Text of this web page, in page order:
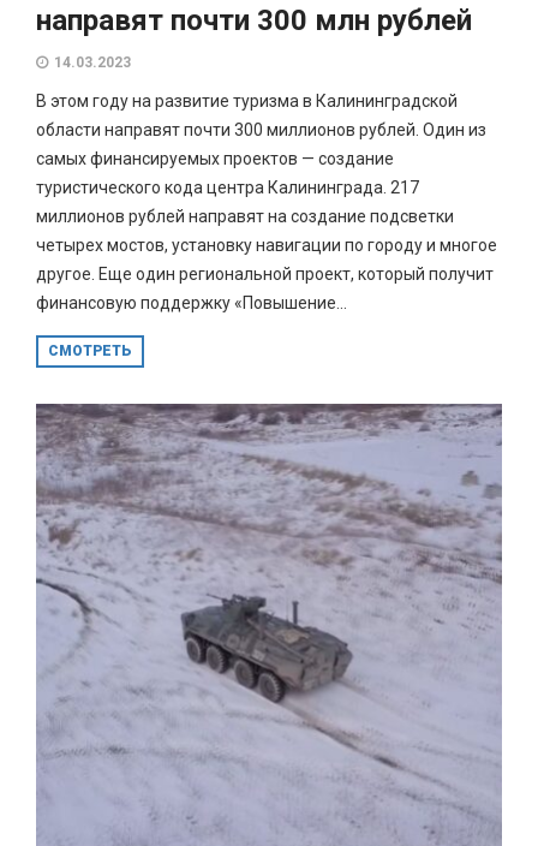
направят почти 300 млн рублей
14.03.2023
В этом году на развитие туризма в Калининградской
области направят почти 300 миллионов рублей. Один из
самых финансируемых проектов — создание
туристического кода центра Калининграда. 217
миллионов рублей направят на создание подсветки
четырех мостов, установку навигации по городу и многое
другое. Еще один региональной проект, который получит
финансовую поддержку «Повышение...
СМОТРЕТЬ